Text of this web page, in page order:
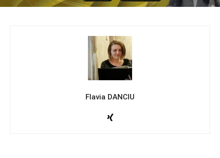
Flavia DANCIU